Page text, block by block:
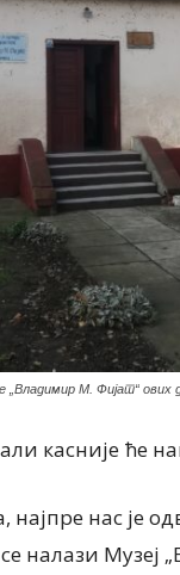
М. Фијат“ ових
касније ће
нас је
налази